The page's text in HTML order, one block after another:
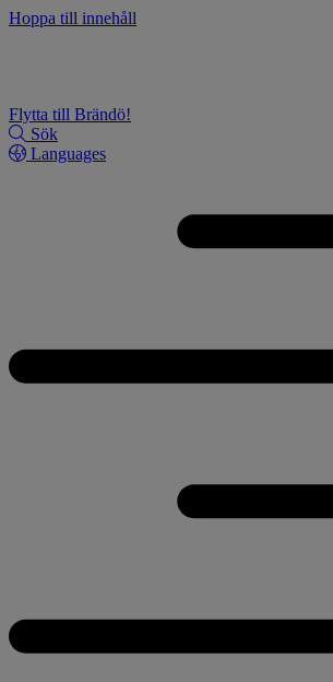
Hoppa till innehåll
Flytta till Brändö!
Sök
Languages